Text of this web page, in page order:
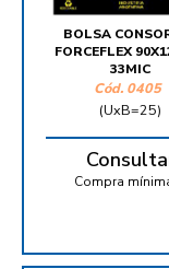
BOLSA
FORCEFLEX
33MIC
Cód. 0405
(UxB=25)
Compra